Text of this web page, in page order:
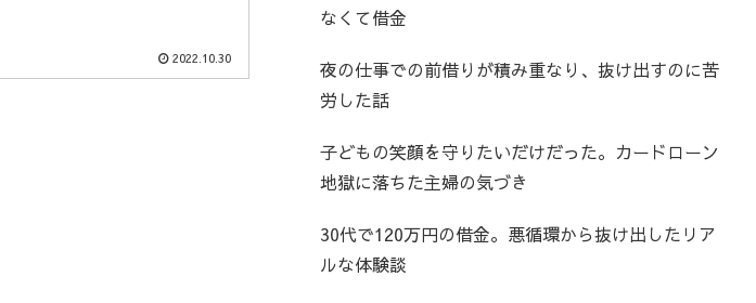
2022.10.30
なくて借金
夜の仕事での前借りが積み重なり、抜け出すのに苦
労した話
子どもの笑顔を守りたいだけだった。カードローン
地獄に落ちた主婦の気づき
30代で120万円の借金。悪循環から抜け出したリア
ルな体験談